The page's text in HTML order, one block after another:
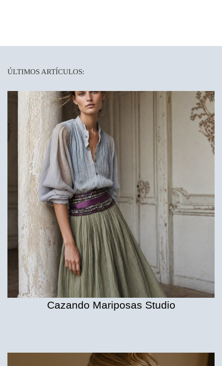
ÚLTIMOS ARTÍCULOS:
Cazando Mariposas Studio